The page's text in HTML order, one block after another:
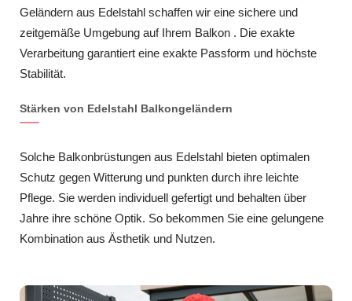
Geländern aus Edelstahl schaffen wir eine sichere und
zeitgemäße Umgebung auf Ihrem Balkon . Die exakte
Verarbeitung garantiert eine exakte Passform und höchste
Stabilität.
Stärken von Edelstahl Balkongeländern
Solche Balkonbrüstungen aus Edelstahl bieten optimalen
Schutz gegen Witterung und punkten durch ihre leichte
Pflege. Sie werden individuell gefertigt und behalten über
Jahre ihre schöne Optik. So bekommen Sie eine gelungene
Kombination aus Ästhetik und Nutzen.